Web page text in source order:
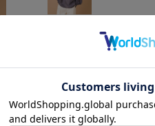
モデル身長:165cm 着
￥40,700 (税込)